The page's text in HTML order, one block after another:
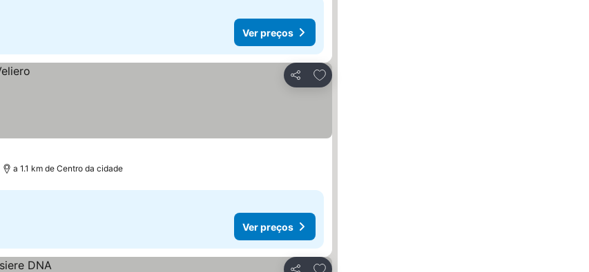
Ver preços
Partilhar
Adicionar aos favoritos
a 1.1 km de Centro da cidade
Ver preços
Adicionar aos favoritos